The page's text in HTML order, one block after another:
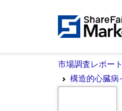
市場調査レポー
構造的心臓病